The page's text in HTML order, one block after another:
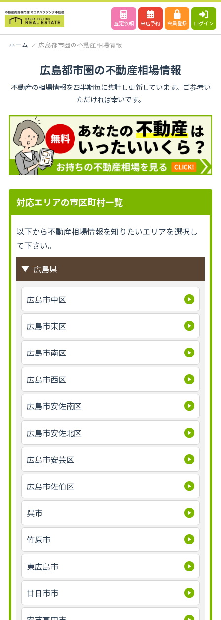
査定依頼 来店予約 会員登録 ログイン
ホーム 広島都市圏の不動産相場情報
広島都市圏の不動産相場情報
不動産の相場情報を四半期毎に集計し更新しています。ご参考い
ただければ幸いです。
対応エリアの市区町村一覧
以下から不動産相場情報を知りたいエリアを選択し
て下さい。
広島県
広島市中区
広島市東区
広島市南区
広島市西区
広島市安佐南区
広島市安佐北区
広島市安芸区
広島市佐伯区
呉市
竹原市
東広島市
廿日市市